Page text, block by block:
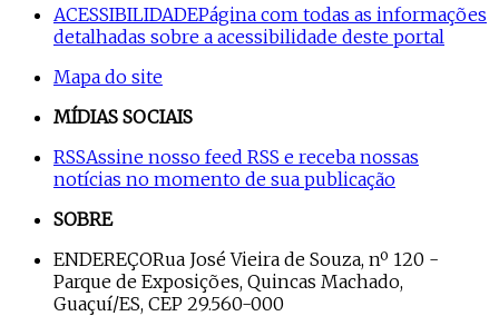
ACESSIBILIDADEPágina com todas as informações
detalhadas sobre a acessibilidade deste portal
Mapa do site
MÍDIAS SOCIAIS
RSSAssine nosso feed RSS e receba nossas
notícias no momento de sua publicação
SOBRE
ENDEREÇORua José Vieira de Souza, nº 120 -
Parque de Exposições, Quincas Machado,
Guaçuí/ES, CEP 29.560-000